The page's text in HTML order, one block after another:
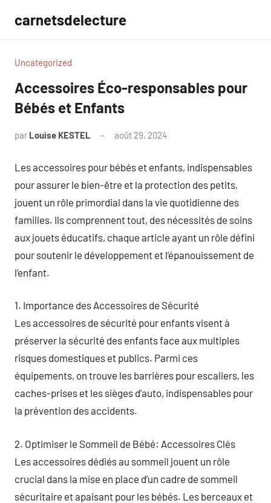
contenu
carnetsdelecture
Uncategorized
Accessoires Éco-responsables pour
Bébés et Enfants
par Louise KESTEL août 29, 2024
Les accessoires pour bébés et enfants, indispensables
pour assurer le bien-être et la protection des petits,
jouent un rôle primordial dans la vie quotidienne des
familles. Ils comprennent tout, des nécessités de soins
aux jouets éducatifs, chaque article ayant un rôle défini
pour soutenir le développement et l’épanouissement de
l’enfant.
1. Importance des Accessoires de Sécurité
Les accessoires de sécurité pour enfants visent à
préserver la sécurité des enfants face aux multiples
risques domestiques et publics. Parmi ces
équipements, on trouve les barrières pour escaliers, les
caches-prises et les sièges d’auto, indispensables pour
la prévention des accidents.
2. Optimiser le Sommeil de Bébé: Accessoires Clés
Les accessoires dédiés au sommeil jouent un rôle
crucial dans la mise en place d’un cadre de sommeil
sécuritaire et apaisant pour les bébés. Les berceaux et